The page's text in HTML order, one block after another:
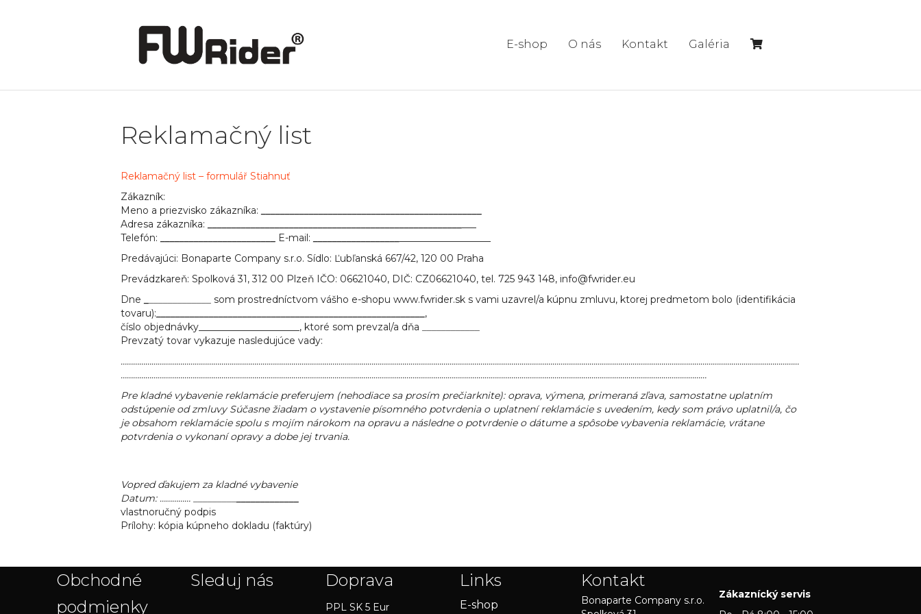
E-shop O nás Kontakt Galéria
Reklamačný list
Reklamačný list – formulář Stiahnuť
Zákazník:
Meno a priezvisko zákazníka:
Adresa zákazníka:
Telefón:
E-mail:
Predávajúci: Bonaparte Company s.r.o. Sídlo: Ľubľanská 667/42, 120 00 Praha
Prevádzkareň: Spolková 31, 312 00 Plzeň IČO: 06621040, DIČ: CZ06621040, tel. 725 943 148, info@fwrider.eu
Dne
som prostredníctvom vášho e-shopu www.fwrider.sk s vami uzavrel/a kúpnu zmluvu, ktorej predmetom bolo (identifikácia
tovaru):
,
číslo objednávky_____________________, ktoré som prevzal/a dňa
Prevzatý tovar vykazuje nasledujúce vady:
……………………………………………………………………………………………………………………………………………………………………………………………………………………………………………………………………………………………………
……………………………………………………………………………………………………………………………………………………………………………………………………………………………………………………………
Pre kladné vybavenie reklamácie preferujem (nehodiace sa prosím prečiarknite): oprava, výmena, primeraná zľava, samostatne uplatním
odstúpenie od zmluvy Súčasne žiadam o vystavenie písomného potvrdenia o uplatnení reklamácie s uvedením, kedy som právo uplatnil/a, čo
je obsahom reklamácie spolu s mojím nárokom na opravu a následne o potvrdenie o dátume a spôsobe vybavenia reklamácie, vrátane
potvrdenia o vykonaní opravy a dobe jej trvania.
Vopred ďakujem za kladné vybavenie
Datum: …………… _________
vlastnoručný podpis
Prílohy: kópia kúpneho dokladu (faktúry)
Obchodné
podmienky
Sleduj nás Doprava
PPL SK 5 Eur
Links
E-shop
Kontakt
Bonaparte Company s.r.o.
Zákaznícký servis